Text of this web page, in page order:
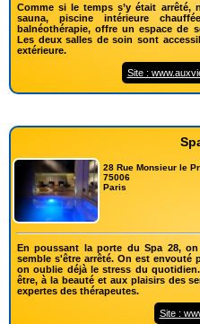
Comme si le temps s’y était arrêté,
sauna, piscine intérieure
balnéothérapie, offre un espace de
Les deux salles de soin sont
extérieure.
Site :
28 Rue Monsieur le
75006
Paris
En poussant la porte du Spa 28,
semble s'être arrêté. On est envouté
on oublie déjà le stress du
être, à la beauté et aux plaisirs des
expertes des thérapeutes.
Site :